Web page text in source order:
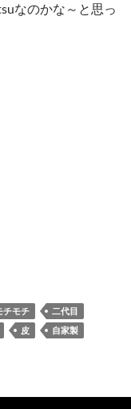
なのかな～と思っ
チモチ
二代目
皮
自家製